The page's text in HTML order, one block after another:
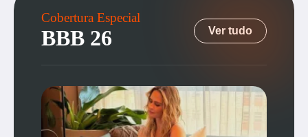
Cobertura Especial
BBB 26 Ver tudo